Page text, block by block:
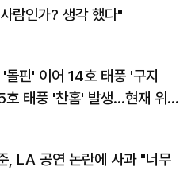
람인가? 생각 했다"
돌핀' 이어 14호 태풍 '구지
호 태풍 '찬홈' 발생…현재 위
, LA 공연 논란에 사과 "너무